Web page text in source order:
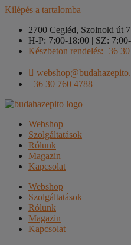
Kilépés a tartalomba
2700 Cegléd, Szolnoki út
H-P: 7:00-18:00 | SZ:
Készbeton rendelés:+36
+36 30 760 4788
Webshop
Szolgáltatások
Rólunk
Magazin
Kapcsolat
Webshop
Szolgáltatások
Rólunk
Magazin
Kapcsolat